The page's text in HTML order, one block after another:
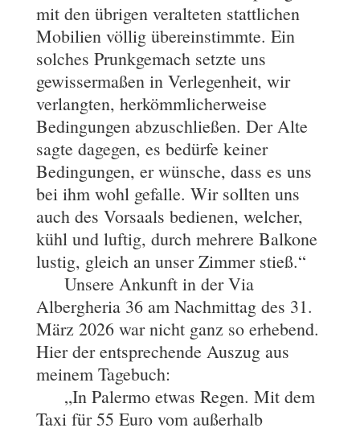
mit den übrigen veralteten stattlichen
Mobilien völlig übereinstimmte. Ein
solches Prunkgemach setzte uns
gewissermaßen in Verlegenheit, wir
verlangten, herkömmlicherweise
Bedingungen abzuschließen. Der Alte
sagte dagegen, es bedürfe keiner
Bedingungen, er wünsche, dass es uns
bei ihm wohl gefalle. Wir sollten uns
auch des Vorsaals bedienen, welcher,
kühl und luftig, durch mehrere Balkone
lustig, gleich an unser Zimmer stieß.“
Unsere Ankunft in der Via
Albergheria 36 am Nachmittag des 31.
März 2026 war nicht ganz so erhebend.
Hier der entsprechende Auszug aus
meinem Tagebuch:
„In Palermo etwas Regen. Mit dem
Taxi für 55 Euro vom außerhalb